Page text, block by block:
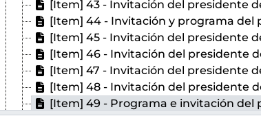
[Item] 43 - Invitación del presidente del Ateneo de Madrid para a
[Item] 44 - Invitación y programa del presidente del Ateneo de
[Item] 45 - Invitación del presidente del Ateneo de Madrid para la
[Item] 46 - Invitación del presidente del Ateneo de Madrid para la sesión extraordinaria “Los Estados Unidos ante la
[Item] 47 - Invitación del presidente del Ateneo de Madrid para
[Item] 48 - Invitación del presidente del Ateneo de Madrid para
[Item] 49 - Programa e invitación del presidente del
[Item] 50 - Invitación del presidente del Ateneo de Madrid para la conferencia "La